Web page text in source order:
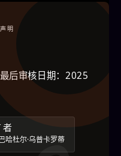
明
后审核日期：2025
者
哈杜尔·乌普卡罗蒂